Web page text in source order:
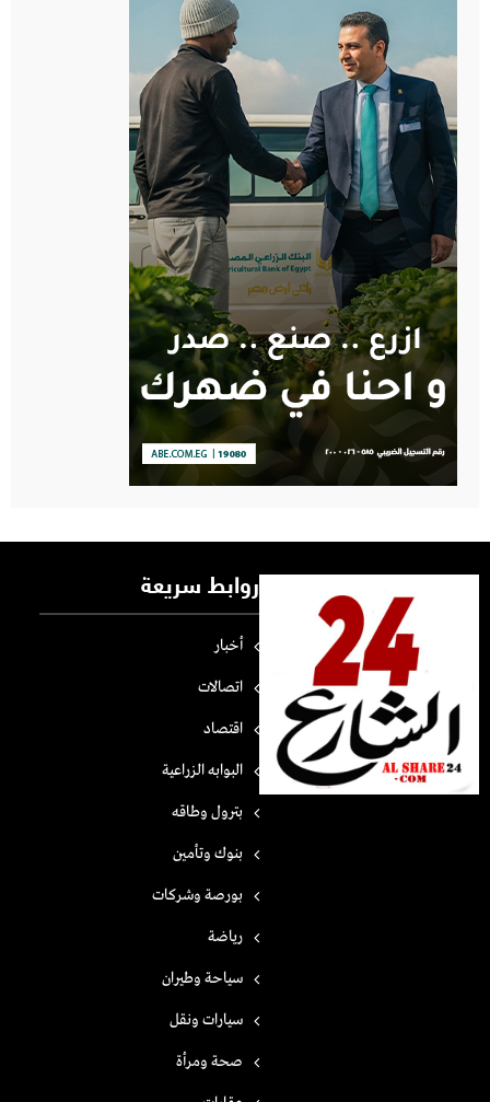
روابط سريعة
أخبار
اتصالات
اقتصاد
البوابه الزراعية
بترول وطاقه
بنوك وتأمين
بورصة وشركات
رياضة
سياحة وطيران
سيارات ونقل
صحة ومرأة